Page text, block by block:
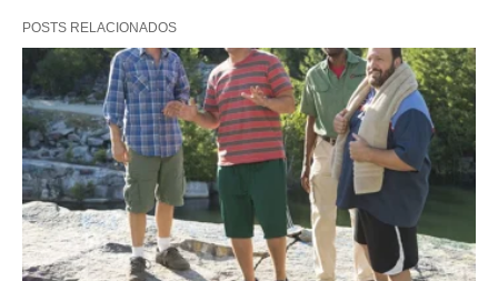
n
t
e
s
a
l
t
e
POSTS RELACIONADOS